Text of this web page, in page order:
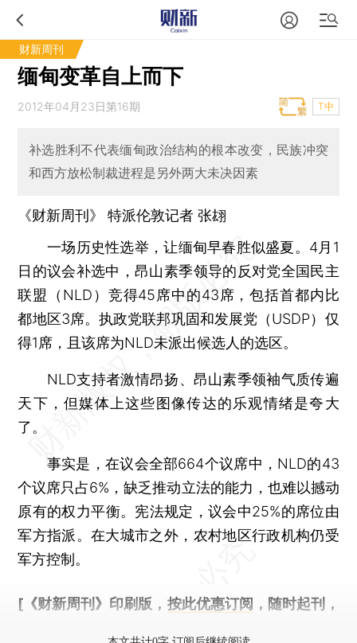
财新周刊
缅甸变革自上而下
2012年04月23日第16期 T中
补选胜利不代表缅甸政治结构的根本改变，民族冲突
和西方放松制裁进程是另外两大未决因素
《财新周刊》 特派伦敦记者张翃
一场历史性选举，让缅甸早春胜似盛夏。4月1
日的议会补选中，昂山素季领导的反对党全国民主
联盟（NLD）竞得45席中的43席，包括首都内比
都地区3席。执政党联邦巩固和发展党（USDP）仅
得1席，且该席为NLD未派出候选人的选区。
NLD支持者激情昂扬、昂山素季领袖气质传遍
天下，但媒体上这些图像传达的乐观情绪是夸大
了。
事实是，在议会全部664个议席中，NLD的43
个议席只占6%，缺乏推动立法的能力，也难以撼动
原有的权力平衡。宪法规定，议会中25%的席位由
军方指派。在大城市之外，农村地区行政机构仍受
军方控制。
[《财新周刊》印刷版， 按此优惠订阅 ，随时起刊，